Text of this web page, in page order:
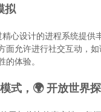
拟
心设计的进程系统提
面允许进行社交互动，
体验。
式，🌍 开放世界